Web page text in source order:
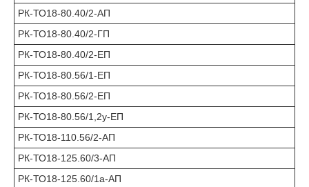
РК-ТО18-80.40/2-АП
РК-ТО18-80.40/2-ГП
РК-ТО18-80.40/2-ЕП
РК-ТО18-80.56/1-ЕП
РК-ТО18-80.56/2-ЕП
РК-ТО18-80.56/1,2у-ЕП
РК-ТО18-110.56/2-АП
РК-ТО18-125.60/3-АП
РК-ТО18-125.60/1а-АП